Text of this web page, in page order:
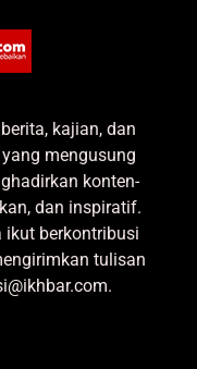
kajian, dan
mengusung
konten-
dan inspiratif.
ikut berkontribusi
tulisan